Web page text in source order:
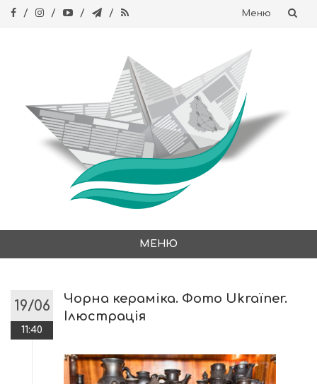
Меню
МЕНЮ
content
19/06
11:40
Чорна кераміка. Фото Ukraїner.
Ілюстрація